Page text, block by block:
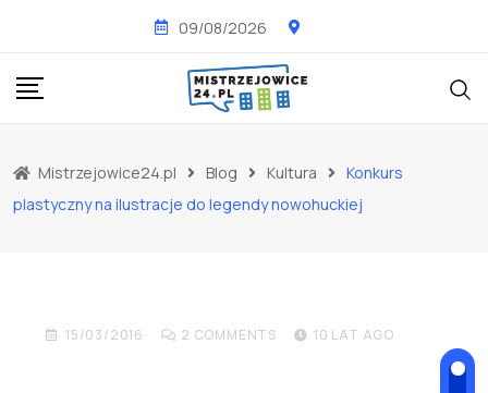
content
09/08/2026
Mistrzejowice24.pl Blog Kultura
Konkurs
plastyczny na ilustracje do legendy nowohuckiej
Konkurs plastyczny na
15/03/2016 2 COMMENTS 10 LAT AGO